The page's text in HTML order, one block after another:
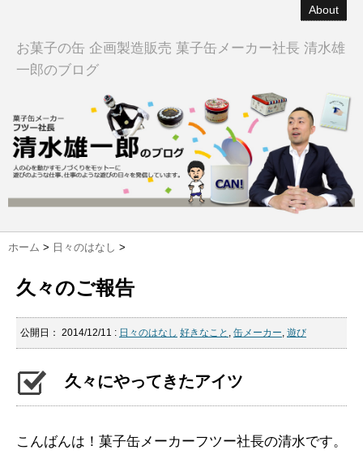
About
お菓子の缶 企画製造販売 菓子缶メーカー社長 清水雄
一郎のブログ
ホーム > 日々のはなし >
久々のご報告
公開日： 2014/12/11 : 日々のはなし 好きなこと , 缶メーカー, 遊び
久々にやってきたアイツ
こんばんは！菓子缶メーカーフツー社長の清水です。